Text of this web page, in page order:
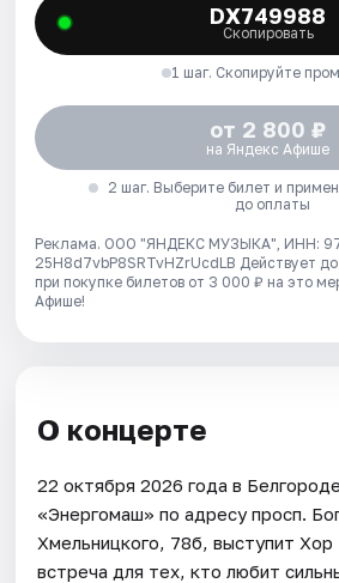
DX749988
Скопировать
1 шаг. Скопируйте
от 2 800 ₽
на Яндекс Афише
2 шаг. Выберите билет и
до оплаты
Реклама. ООО "ЯНДЕКС МУЗЫКА", ИНН:
25H8d7vbP8SRTvHZrUcdLB Действует
при покупке билетов от 3 000 ₽ на это
Афише!
О концерте
22 октября 2026 года в
«Энергомаш» по адресу просп.
Хмельницкого, 78б, выступит Хор
встреча для тех, кто любит